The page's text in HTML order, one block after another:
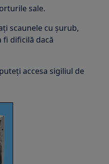
sale.
scaunele cu șurub,
fi dificilă dacă
accesa sigiliul de